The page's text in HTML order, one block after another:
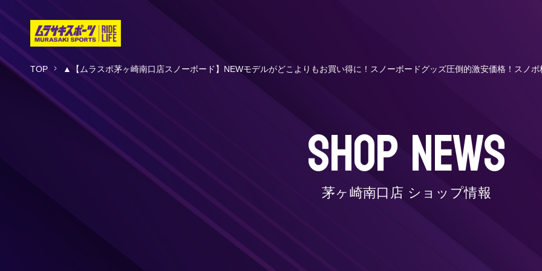
TOP ▲【ムラスポ茅ヶ崎南口店スノーボード】NEWモデルがどこよりもお買い得に！スノーボードグッズ圧倒的激安価格！スノボ
SHOP NEWS
茅ヶ崎南口店 ショップ情報